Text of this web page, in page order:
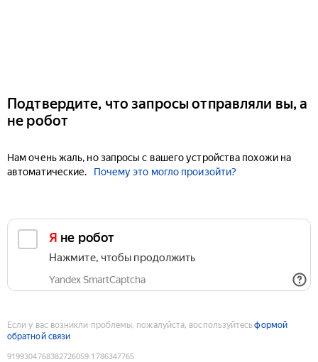
Подтвердите, что запросы отправляли вы, а
не робот
Нам очень жаль, но запросы с вашего устройства похожи на
автоматические.
Почему это могло произойти?
Я не робот
Нажмите, чтобы продолжить
Yandex SmartCaptcha
Если у вас возникли проблемы, пожалуйста, воспользуйтесьформой
обратной связи
9199304768382726059:1786347765